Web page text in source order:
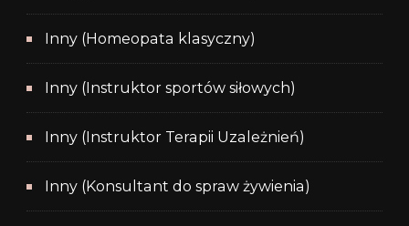
Inny (Homeopata klasyczny)
Inny (Instruktor sportów siłowych)
Inny (Instruktor Terapii Uzależnień)
Inny (Konsultant do spraw żywienia)